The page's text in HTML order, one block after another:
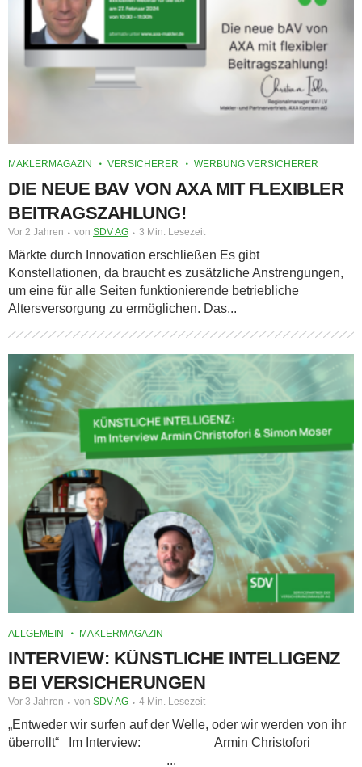
MAKLERMAGAZIN VERSICHERER WERBUNG VERSICHERER
DIE NEUE BAV VON AXA MIT FLEXIBLER
BEITRAGSZAHLUNG!
Vor 2 Jahren von SDV AG 3 Min. Lesezeit
Märkte durch Innovation erschließen Es gibt
Konstellationen, da braucht es zusätzliche Anstrengungen,
um eine für alle Seiten funktionierende betriebliche
Altersversorgung zu ermöglichen. Das...
ALLGEMEIN MAKLERMAGAZIN
INTERVIEW: KÜNSTLICHE INTELLIGENZ
BEI VERSICHERUNGEN
Vor 3 Jahren von SDV AG 4 Min. Lesezeit
„Entweder wir surfen auf der Welle, oder wir werden von ihr
überrollt“ Im Interview: Armin Christofori
...